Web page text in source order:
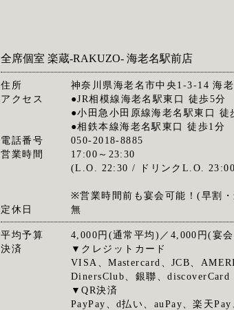
全席個室 楽蔵‐RAKUZO‐ 海老名駅前店
住所
神奈川県海老名市中央1-3-14 海
アクセス
●JR相模線海老名駅東口 徒歩5分
●小田急小田原線海老名駅東口 徒
●相鉄本線海老名駅東口 徒歩1分
電話番号
050-2018-8885
営業時間
17:00～23:30
(L.O. 22:30 / ドリンクL.O.
※営業時間前も宴会可能！(早割
定休日
無
平均予算
4,000円(通常平均)／4,000円(宴
決済
▼クレジットカード
VISA、Mastercard、JCB、
DinersClub、銀聯、discoverCard
▼QR決済
PayPay、d払い、auPay、楽天